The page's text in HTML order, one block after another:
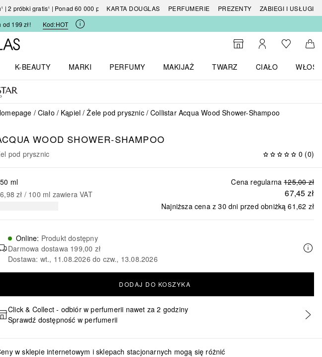
| 2 próbki gratis¹ | Ponad 60 000 produktówKARTA DOUGLAS PERFUMERIE PREZENTY
ZABIEGI I USŁUGI
199 zł!
Kod:HOT
Strona główna Douglas
Do wyszukiwarki
Moje kontoDo listyDo
K-BEAUTY
MARKI
PERFUMY
MAKIJAŻ
TWARZ
CIAŁO
WŁOSY
Ciało Kąpiel Żele pod prysznic Collistar Acqua Wood Shower-Shampoo
WOOD SHOWER-SHAMPOO
pod prysznic 0 (0)
Cena regularna 125,00 zł
67,45 zł
Najniższa cena z 30 dni przed obniżką 61,62 zł
ml
zł / 100 ml zawiera VAT
Online: Produkt dostępny
Darmowa dostawa 199,00 zł
Dostawa: wt., 11.08.2026 do czw., 13.08.2026
DODAJ DO KOSZYKA
Click & Collect - odbiór w perfumerii nawet za 2 godziny
Sprawdź dostępność w perfumerii
w sklepie internetowym i sklepach stacjonarnych mogą się różnić